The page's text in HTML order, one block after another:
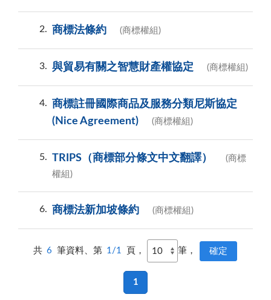
2 商標法條約 (商標權組)
3 與貿易有關之智慧財產權協定 (商標權組)
4
商標註冊國際商品及服務分類尼斯協定
(Nice Agreement)
(商標權組)
5 TRIPS（商標部分條文中文翻譯）
(商標
權組)
6 商標法新加坡條約 (商標權組)
共 6 筆資料、第 1/1 頁， 筆，
1